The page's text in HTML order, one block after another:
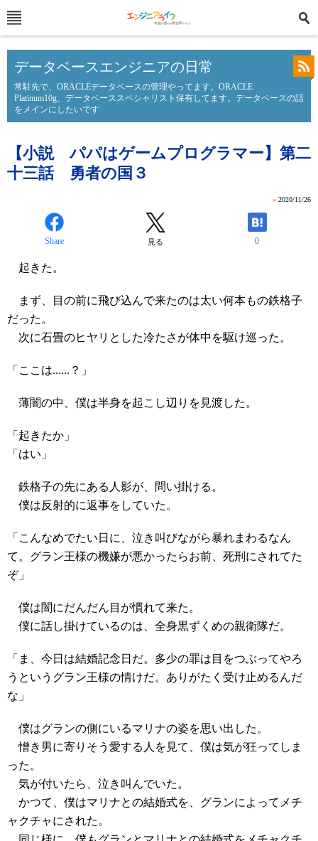
データベースエンジニアの日常
常駐先で、ORACLEデータベースの管理やってます。ORACLE
Platinum10g、データベーススペシャリスト保有してます。データベースの話
をメインにしたいです
【小説 パパはゲームプログラマー】第二
十三話 勇者の国３
» 2020/11/26
Share 見る 0
起きた。
まず、目の前に飛び込んで来たのは太い何本もの鉄格子
だった。
次に石畳のヒヤリとした冷たさが体中を駆け巡った。
「ここは......？」
薄闇の中、僕は半身を起こし辺りを見渡した。
「起きたか」
「はい」
鉄格子の先にある人影が、問い掛ける。
僕は反射的に返事をしていた。
「こんなめでたい日に、泣き叫びながら暴れまわるなん
て。グラン王様の機嫌が悪かったらお前、死刑にされてた
ぞ」
僕は闇にだんだん目が慣れて来た。
僕に話し掛けているのは、全身黒ずくめの親衛隊だ。
「ま、今日は結婚記念日だ。多少の罪は目をつぶってやろ
うというグラン王様の情けだ。ありがたく受け止めるんだ
な」
僕はグランの側にいるマリナの姿を思い出した。
憎き男に寄りそう愛する人を見て、僕は気が狂ってしま
った。
気が付いたら、泣き叫んでいた。
かつて、僕はマリナとの結婚式を、グランによってメチ
ャクチャにされた。